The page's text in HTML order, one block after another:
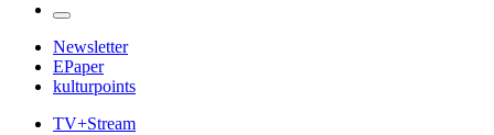
Newsletter
EPaper
kulturpoints
TV+Stream